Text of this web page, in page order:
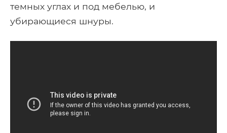
темных углах и под мебелью, и
убирающиеся шнуры.